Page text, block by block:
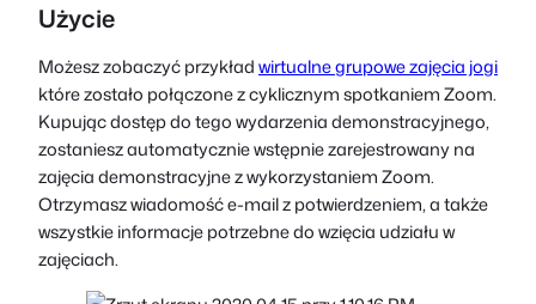
Użycie
Możesz zobaczyć przykładwirtualne grupowe zajęcia jogi
które zostało połączone z cyklicznym spotkaniem Zoom.
Kupując dostęp do tego wydarzenia demonstracyjnego,
zostaniesz automatycznie wstępnie zarejestrowany na
zajęcia demonstracyjne z wykorzystaniem Zoom.
Otrzymasz wiadomość e-mail z potwierdzeniem, a także
wszystkie informacje potrzebne do wzięcia udziału w
zajęciach.